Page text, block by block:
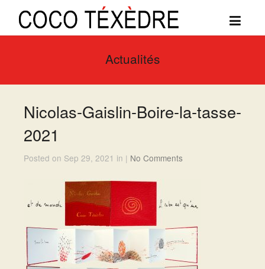
Actualités
Nicolas-Gaislin-Boire-la-tasse-
2021
Posted on Sep 29, 2021 in | No Comments